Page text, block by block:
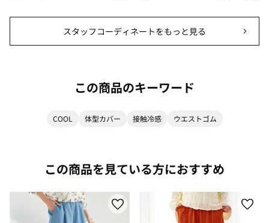
スタッフコーディネートをもっと見る
この商品のキーワード
COOL 体型カバー 接触冷感 ウエストゴム
この商品を見ている方におすすめ